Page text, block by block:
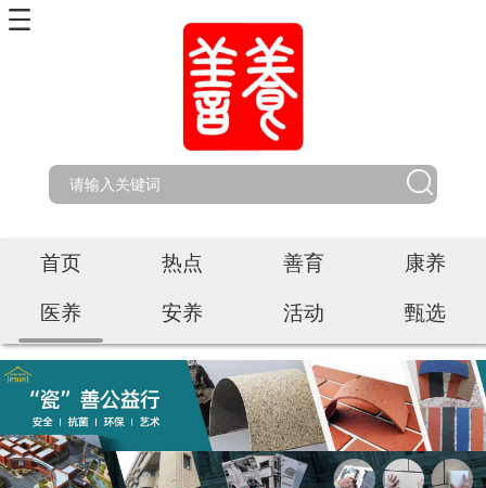
首页 热点 善育 康养
医养 安养 活动 甄选